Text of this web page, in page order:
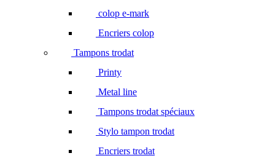
colop e-mark
Encriers colop
Tampons trodat
Printy
Metal line
Tampons trodat spéciaux
Stylo tampon trodat
Encriers trodat